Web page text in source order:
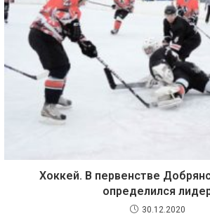
Хоккей. В первенстве
определился
30.12.2020